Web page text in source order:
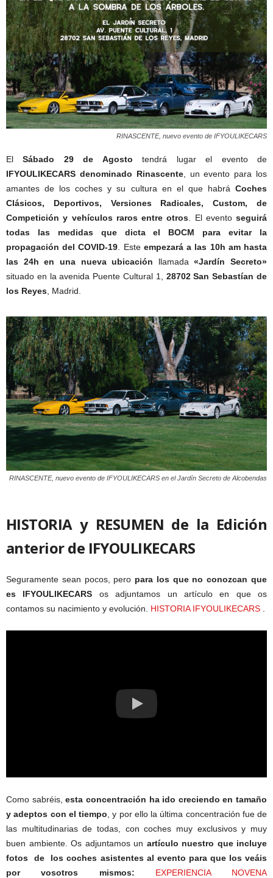
RINASCENTE, nuevo evento de IFYOULIKECARS
ElSábado 29 de Agosto tendrá lugar el evento de
IFYOULIKECARS denominado Rinascente, un evento para los
amantes de los coches y su cultura en el que habrá Coches
Clásicos, Deportivos, Versiones Radicales, Custom, de
Competición y vehículos raros entre otros . El evento seguirá
todas las medidas que dicta el BOCM para evitar la
propagación del COVID-19 . Este empezará a las 10h am hasta
las 24h en una nueva ubicación llamada«Jardín Secreto»
situado en la avenida Puente Cultural 1, 28702 San Sebastían de
los Reyes , Madrid.
RINASCENTE, nuevo evento de IFYOULIKECARS en el Jardín Secreto de Alcobendas
HISTORIA y RESUMEN de la Edición
anterior de IFYOULIKECARS
Seguramente sean pocos, pero para los que no conozcan que
es IFYOULIKECARS os adjuntamos un artículo en que os
contamos su nacimiento y evolución. HISTORIA IFYOULIKECARS
Como sabréis,esta concentración ha ido creciendo en tamaño
y adeptos con el tiempo , y por ello la última concentración fue de
las multitudinarias de todas, con coches muy exclusivos y muy
buen ambiente. Os adjuntamos un artículo nuestro que incluye
fotos de los coches asistentes al evento para que los veáis
por vosotros mismos: EXPERIENCIA NOVENA